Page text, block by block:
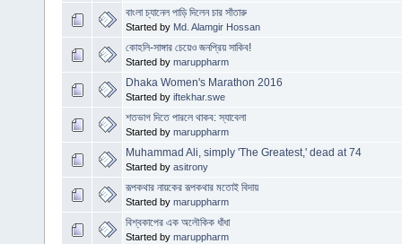
বাংলা চ্যানেল পাড়ি দিলেন চার সাঁতারু
Started by Md. Alamgir Hossan
কোহলি-সাঙ্গার চেয়েও জনপ্রিয় সাকিব!
Started by maruppharm
Dhaka Women's Marathon 2016
Started by iftekhar.swe
শতভাগ দিতে পারলে থাকব: স্যাবেলা
Started by maruppharm
Muhammad Ali, simply 'The Greatest,' dead at 74
Started by asitrony
রূপকথার নায়কের রূপকথার মতোই বিদায়
Started by maruppharm
বিশ্বকাপের এক অলৌকিক ধাঁধা
Started by maruppharm